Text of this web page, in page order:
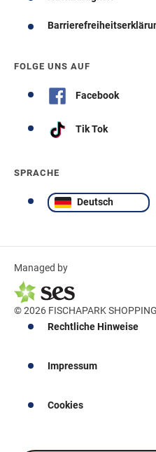
FOLGE UNS AUF
Facebook
Tik Tok
SPRACHE
Deutsch
Managed by
© 2026 FISCHAPARK
Rechtliche Hinweise
Impressum
Cookies